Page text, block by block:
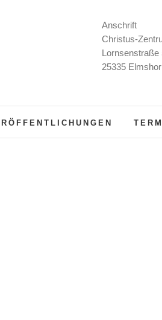
Anschrift
Christus-
Lornsenstraße
25335